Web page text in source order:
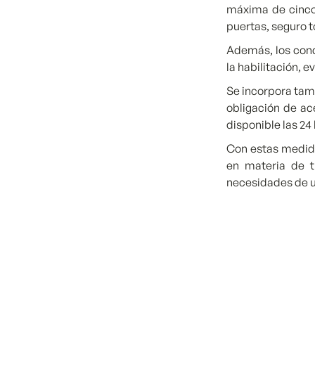
máxima de
puertas, seguro
Además, los
la habilitación,
Se incorpora
obligación de
disponible las 24
Con estas
en materia de
necesidades de